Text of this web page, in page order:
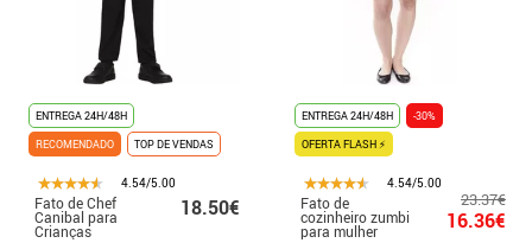
ENTREGA 24H/48H
RECOMENDADO
TOP DE VENDAS
4.54/5.00
Fato de Chef
Canibal para
Crianças
18.50€
ENTREGA 24H/48H
-30%
OFERTA FLASH ⚡
4.54/5.00
Fato de
cozinheiro zumbi
para mulher
23.37€
16.36€